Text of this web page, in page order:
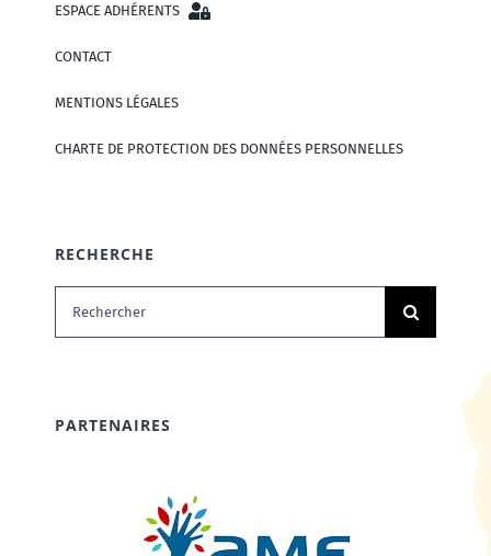
ESPACE ADHÉRENTS
CONTACT
MENTIONS LÉGALES
CHARTE DE PROTECTION DES DONNÉES PERSONNELLES
RECHERCHE
Rechercher:
PARTENAIRES